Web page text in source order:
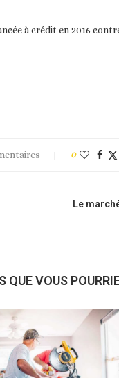
à crédit en 2016 contre
0
Le
QUE VOUS